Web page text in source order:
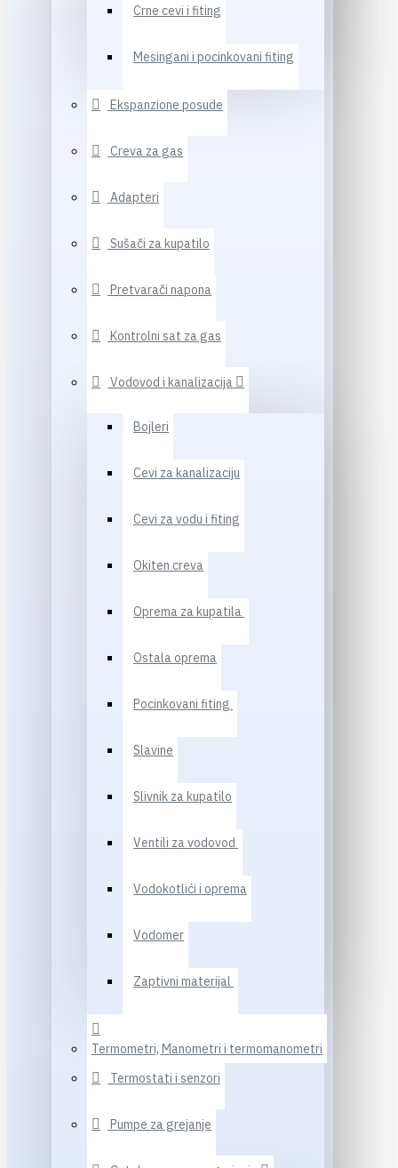
Crne cevi i fiting
Mesingani i pocinkovani fiting
Ekspanzione posude
Creva za gas
Adapteri
Sušači za kupatilo
Pretvarači napona
Kontrolni sat za gas
Vodovod i kanalizacija
Bojleri
Cevi za kanalizaciju
Cevi za vodu i fiting
Okiten creva
Oprema za kupatila
Ostala oprema
Pocinkovani fiting
Slavine
Slivnik za kupatilo
Ventili za vodovod
Vodokotlići i oprema
Vodomer
Zaptivni materijal
Termometri, Manometri i termomanometri
Termostati i senzori
Pumpe za grejanje